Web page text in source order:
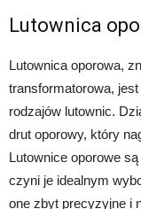
Lutownica
Lutownica oporowa,
transformatorowa,
rodzajów lutownic.
drut oporowy, który
Lutownice oporowe
czyni je idealnym
one zbyt precyzyjne i